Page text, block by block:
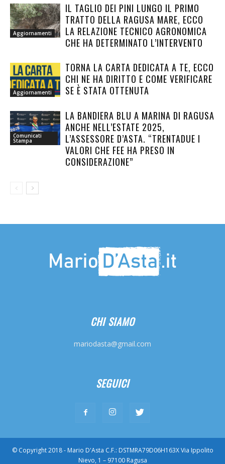
Aggiornamenti
IL TAGLIO DEI PINI LUNGO IL PRIMO
TRATTO DELLA RAGUSA MARE, ECCO
LA RELAZIONE TECNICO AGRONOMICA
CHE HA DETERMINATO L’INTERVENTO
Aggiornamenti
TORNA LA CARTA DEDICATA A TE, ECCO
CHI NE HA DIRITTO E COME VERIFICARE
SE È STATA OTTENUTA
Comunicati
Stampa
LA BANDIERA BLU A MARINA DI RAGUSA
ANCHE NELL’ESTATE 2025,
L’ASSESSORE D’ASTA. “TRENTADUE I
VALORI CHE FEE HA PRESO IN
CONSIDERAZIONE”
CHI SIAMO
mariodasta@gmail.com
SEGUICI
© Copyright 2018 - Mario D'Asta C.F.: DSTMRA79D06H163X Via Ippolito
Nievo, 1 – 97100 Ragusa